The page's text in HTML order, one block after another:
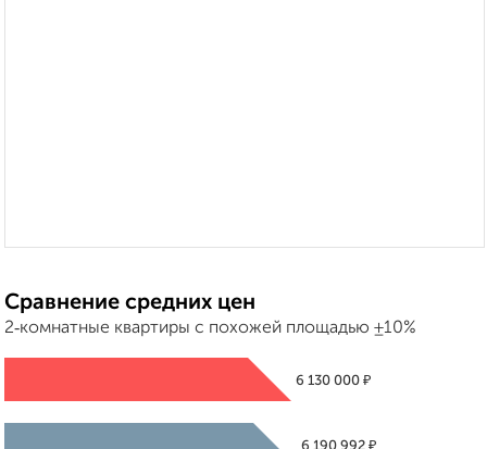
Сравнение средних цен
2‑комнатные квартиры с похожей площадью ±10%
6 130 000₽
₽